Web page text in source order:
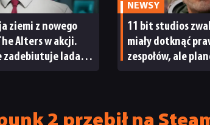
ziemi z nowego
Alters w akcji.
zadebiutuje lada
NEWSY
11 bit studios
miały dotknąć
zespołów, ale